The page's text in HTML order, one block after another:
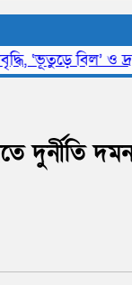
বিল’ ও
দুর্নীতি